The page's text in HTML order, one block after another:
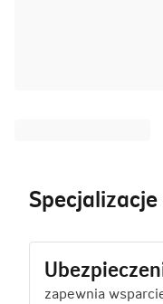
zapewnia